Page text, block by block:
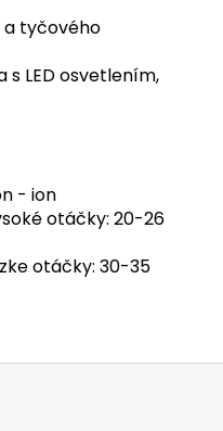
tyčového
LED osvetlením,
- ion
otáčky: 20-26
otáčky: 30-35